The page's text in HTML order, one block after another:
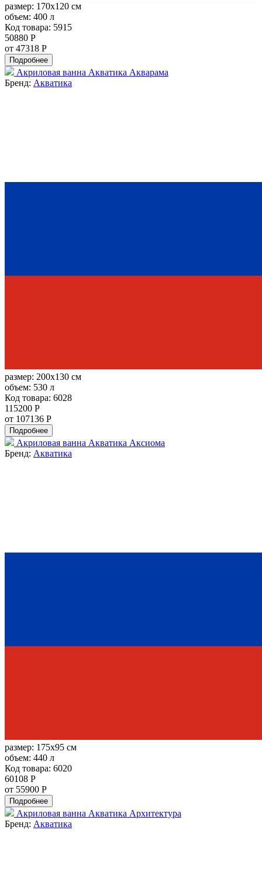
размер: 170x120 см
объем: 400 л
Код товара: 5915
50880 Р
от 47318 Р
Подробнее
Акриловая ванна Акватика Акварама
Бренд: Акватика
размер: 200x130 см
объем: 530 л
Код товара: 6028
115200 Р
от 107136 Р
Подробнее
Акриловая ванна Акватика Аксиома
Бренд: Акватика
размер: 175x95 см
объем: 440 л
Код товара: 6020
60108 Р
от 55900 Р
Подробнее
Акриловая ванна Акватика Архитектура
Бренд: Акватика